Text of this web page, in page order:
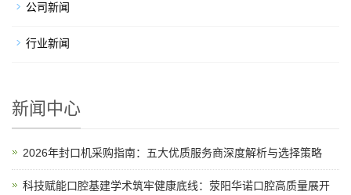
公司新闻
行业新闻
新闻中心
2026年封口机采购指南：五大优质服务商深度解析与选择策略
科技赋能口腔基建学术筑牢健康底线：荥阳华诺口腔高质量展开